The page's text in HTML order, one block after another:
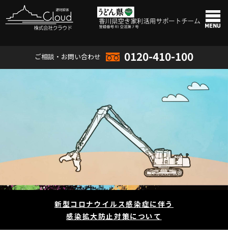
ご相談・お問い合わせ 0120-410-100
新型コロナウイルス感染症に伴う
感染拡大防止対策について